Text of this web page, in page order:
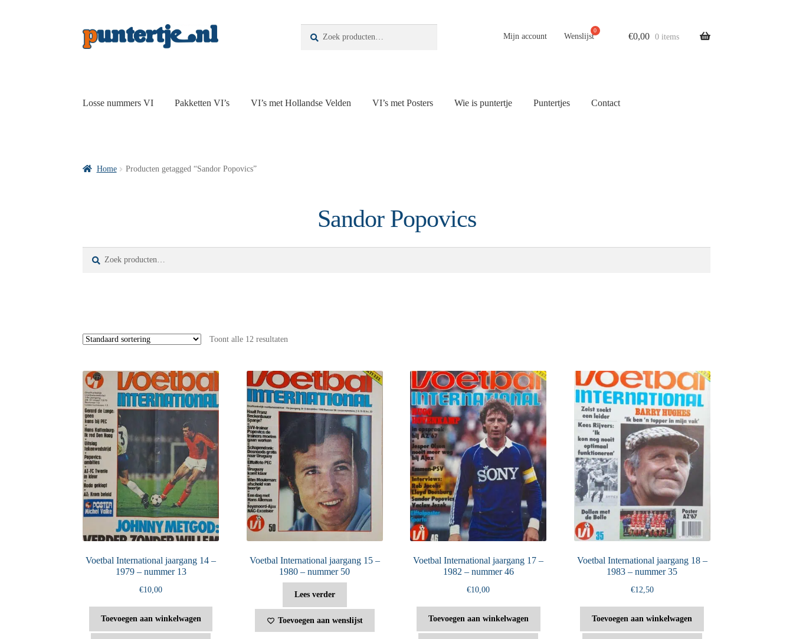
Zoeken
Mijn account Wenslijst €0,00 0 items
Losse nummers VI Pakketten VI’s VI’s met Hollandse Velden VI’s met Posters Wie is puntertje Puntertjes Contact
Home Producten getagged “Sandor Popovics”
Sandor Popovics
Toont alle 12 resultaten
Voetbal International jaargang 14 –
1979 – nummer 13
€10,00
Toevoegen aan winkelwagen
Voetbal International jaargang 15 –
1980 – nummer 50
Lees verder
Toevoegen aan wenslijst
Voetbal International jaargang 17 –
1982 – nummer 46
€10,00
Toevoegen aan winkelwagen
Voetbal International jaargang 18 –
1983 – nummer 35
€12,50
Toevoegen aan winkelwagen